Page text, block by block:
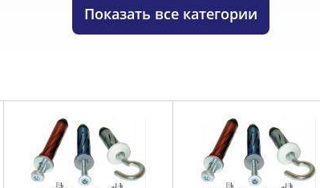
Показать все категории